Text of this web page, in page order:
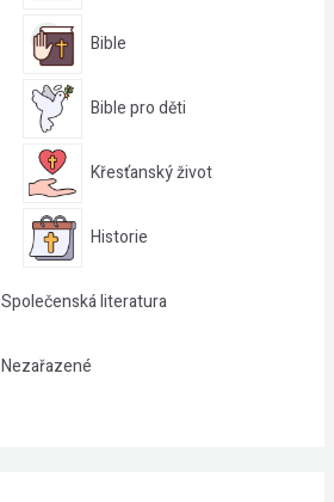
Bible
Bible pro děti
Křesťanský život
Historie
Společenská literatura
Nezařazené